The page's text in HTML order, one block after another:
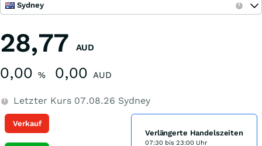
Sydney
28,77 AUD
0,00 % 0,00 AUD
Letzter Kurs 07.08.26 Sydney
Verkauf
Verlängerte Handelszeiten
07:30 bis 23:00 Uhr